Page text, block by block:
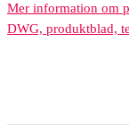
Mer information om
DWG, produktblad,